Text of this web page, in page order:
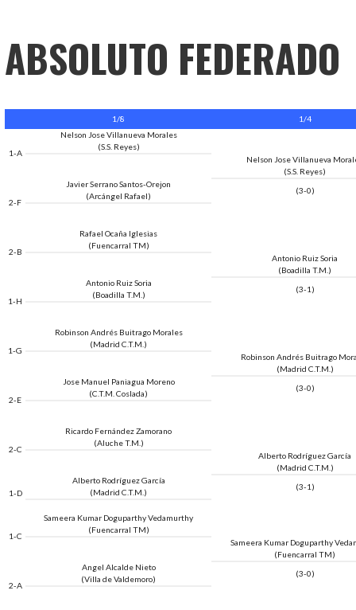
ABSOLUTO FEDERADO
1/8 1/4
1-A
Nelson Jose Villanueva Morales
(S.S. Reyes)
Nelson Jose Villanueva
(S.S. Reyes)
2-F
Javier Serrano Santos-Orejon
(Arcángel Rafael)
(3-0)
2-B
Rafael Ocaña Iglesias
(Fuencarral TM)
Antonio Ruiz Soria
(Boadilla T.M.)
1-H
Antonio Ruiz Soria
(Boadilla T.M.)
(3-1)
1-G
Robinson Andrés Buitrago Morales
(Madrid C.T.M.)
Robinson Andrés Buitrago
(Madrid C.T.M.)
2-E
Jose Manuel Paniagua Moreno
(C.T.M. Coslada)
(3-0)
2-C
Ricardo Fernández Zamorano
(Aluche T.M.)
Alberto Rodríguez García
(Madrid C.T.M.)
1-D
Alberto Rodríguez García
(Madrid C.T.M.)
(3-1)
1-C
Sameera Kumar Doguparthy Vedamurthy
(Fuencarral TM)
Sameera Kumar Doguparthy
(Fuencarral TM)
2-A
Angel Alcalde Nieto
(Villa de Valdemoro)
(3-0)